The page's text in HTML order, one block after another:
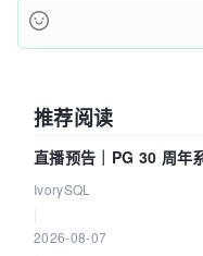
推荐阅读
直播预告｜PG 30 周年
核——我们改得动吗？我
IvorySQL
2026-08-07